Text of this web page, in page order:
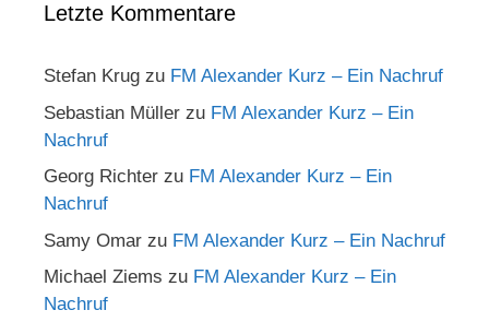
Letzte Kommentare
Stefan Krug zu FM Alexander Kurz – Ein Nachruf
Sebastian Müller zu FM Alexander Kurz – Ein
Nachruf
Georg Richter zu FM Alexander Kurz – Ein
Nachruf
Samy Omar zu FM Alexander Kurz – Ein Nachruf
Michael Ziems zu FM Alexander Kurz – Ein
Nachruf